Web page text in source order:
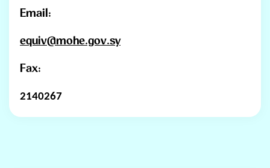
Email:
equiv@mohe.gov.sy
Fax:
2140267